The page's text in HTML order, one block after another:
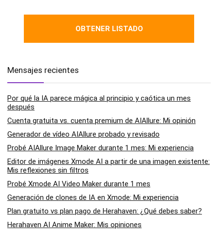
OBTENER LISTADO
Mensajes recientes
Por qué la IA parece mágica al principio y caótica un mes
después
Cuenta gratuita vs. cuenta premium de AIAllure: Mi opinión
Generador de vídeo AIAllure probado y revisado
Probé AIAllure Image Maker durante 1 mes: Mi experiencia
Editor de imágenes Xmode AI a partir de una imagen existente:
Mis reflexiones sin filtros
Probé Xmode AI Video Maker durante 1 mes
Generación de clones de IA en Xmode: Mi experiencia
Plan gratuito vs plan pago de Herahaven: ¿Qué debes saber?
Herahaven AI Anime Maker: Mis opiniones